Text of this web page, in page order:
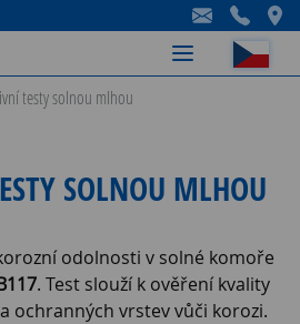
-
-
-
testy solnou mlhou
SOLNOU MLHOU
odolnosti v solné komoře
. Test slouží k ověření kvality
ochranných vrstev vůči korozi.